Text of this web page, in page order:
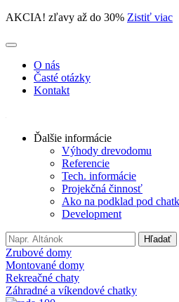
AKCIA! zľavy až do 30% Zistiť viac
O nás
Časté otázky
Kontakt
Ďalšie informácie
Výhody drevodomu
Referencie
Tech. informácie
Projekčná činnosť
Ako na podklad pod
Development
Search
for:
Hľadať
Zrubové domy
Montované domy
Rekreačné chaty
Záhradné a víkendové chatky